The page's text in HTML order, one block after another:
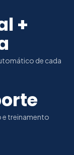
+
de cada
e treinamento